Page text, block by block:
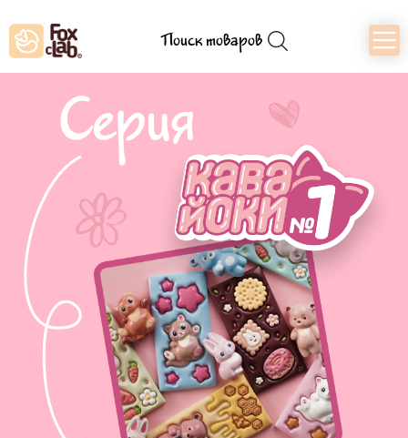
Поиск товаров
Серия